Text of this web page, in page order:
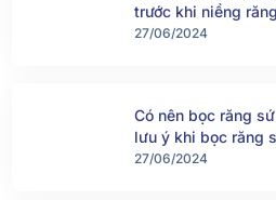
trước khi niềng răng
27/06/2024
Có nên bọc răng
lưu ý khi bọc răng
27/06/2024